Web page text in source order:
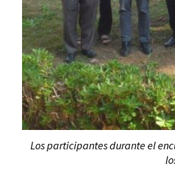
Los participantes durante el